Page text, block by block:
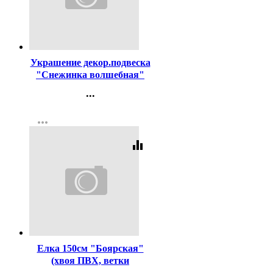
Украшение декор.подвеска
"Снежинка волшебная"
арт.916-1998
...
Регистрация
more_horiz
equalizer
Елка 150см "Боярская"
(хвоя ПВХ, ветки